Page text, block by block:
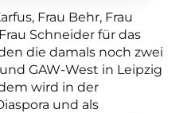
Frau Behr, Frau
Schneider für das
die damals noch zwei
GAW-West in Leipzig
wird in der
und als